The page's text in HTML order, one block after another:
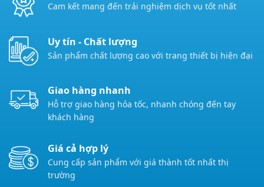
Cam kết mang đến trải nghiệm dịch vụ tốt nhất
Uy tín - Chất lượng
Sản phẩm chất lượng cao với trang thiết bị hiện đại
Giao hàng nhanh
Hỗ trợ giao hàng hỏa tốc, nhanh chóng đến tay
khách hàng
Giá cả hợp lý
Cung cấp sản phẩm với giá thành tốt nhất thị
trường